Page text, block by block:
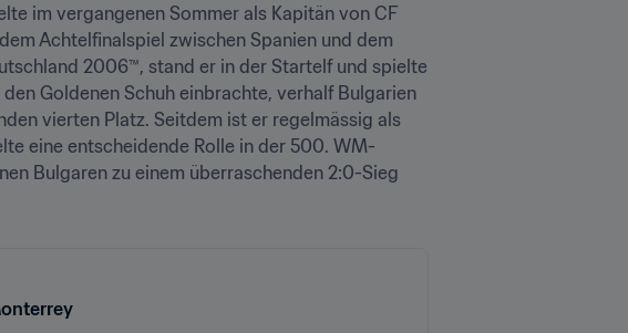
im vergangenen Sommer als Kapitän von CF
Achtelfinalspiel zwischen Spanien und dem
2006™, stand er in der Startelf und spielte
Goldenen Schuh einbrachte, verhalf Bulgarien
vierten Platz. Seitdem ist er regelmässig als
eine entscheidende Rolle in der 500. WM-
Bulgaren zu einem überraschenden 2:0-Sieg